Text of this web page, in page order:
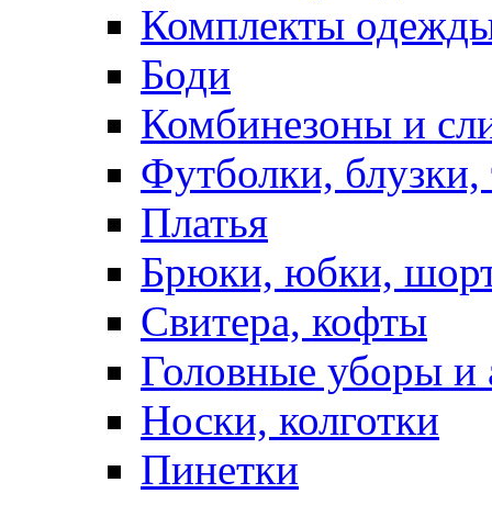
Комплекты
Боди
Комбинезоны и
Футболки,
Платья
Брюки, юбки,
Свитера, кофты
Головные уборы и
Носки, колготки
Пинетки